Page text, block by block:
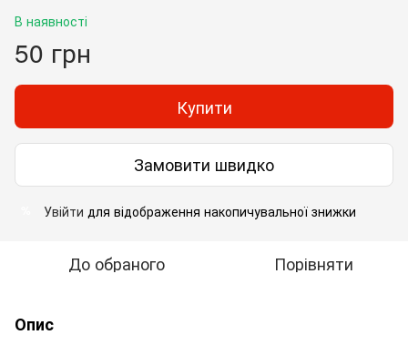
В наявності
50 грн
Купити
Замовити швидко
Увійти для відображення накопичувальної знижки
До обраного Порівняти
Опис